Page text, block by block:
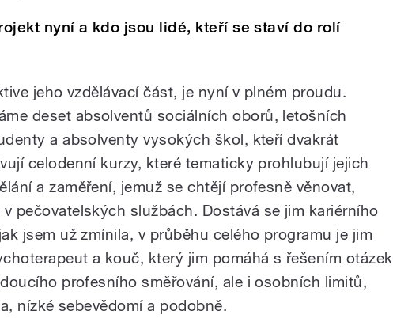
nyní a kdo jsou lidé, kteří se staví do rolí
jeho vzdělávací část, je nyní v plném proudu.
deset absolventů sociálních oborů, letošních
a absolventy vysokých škol, kteří dvakrát
celodenní kurzy, které tematicky prohlubují jejich
a zaměření, jemuž se chtějí profesně věnovat,
v pečovatelských službách. Dostává se jim kariérního
jsem už zmínila, v průběhu celého programu je jim
a kouč, který jim pomáhá s řešením otázek
profesního směřování, ale i osobních limitů,
nízké sebevědomí a podobně.